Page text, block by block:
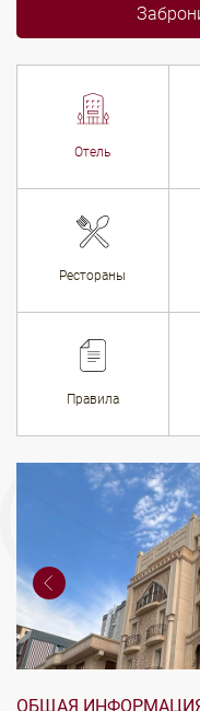
Отель
Рестораны
Правила
ОБЩАЯ ИНФОРМАЦИЯ